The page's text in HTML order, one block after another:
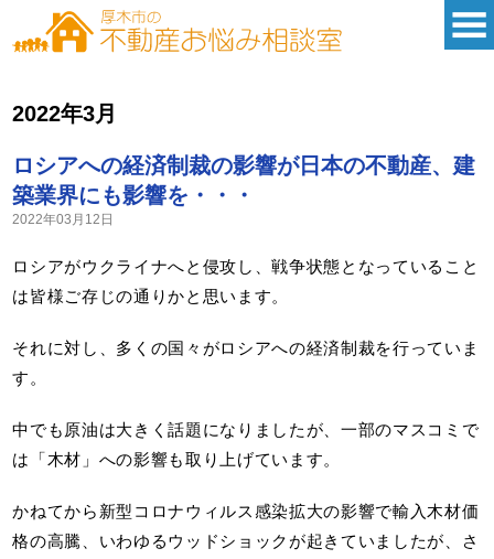
2022年3月
ロシアへの経済制裁の影響が日本の不動産、建
築業界にも影響を・・・
2022年03月12日
ロシアがウクライナへと侵攻し、戦争状態となっていること
は皆様ご存じの通りかと思います。
それに対し、多くの国々がロシアへの経済制裁を行っていま
す。
中でも原油は大きく話題になりましたが、一部のマスコミで
は「木材」への影響も取り上げています。
かねてから新型コロナウィルス感染拡大の影響で輸入木材価
格の高騰、いわゆるウッドショックが起きていましたが、さ